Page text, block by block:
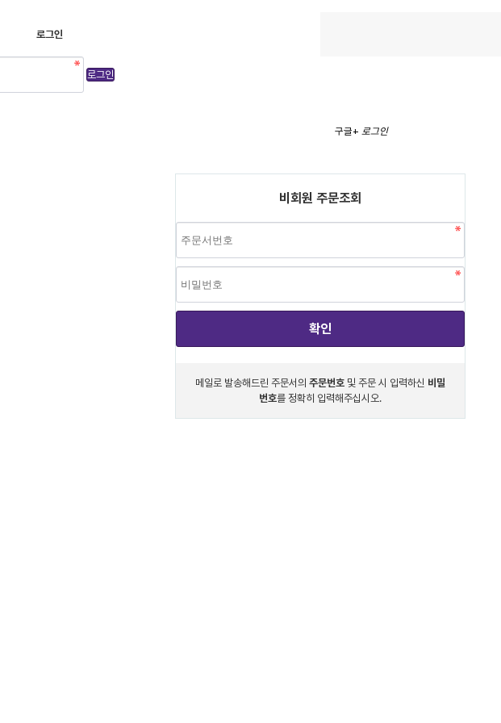
로그인
로그인
구글+ 로그인
비회원 주문조회
확인
메일로 발송해드린 주문서의 주문번호 및 주문 시 입력하신 비밀
번호를 정확히 입력해주십시오.